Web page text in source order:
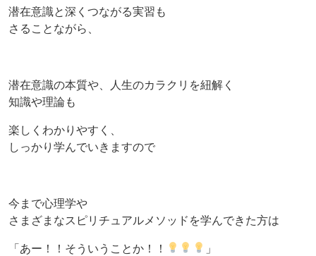
潜在意識と深くつながる実習も
さることながら、
潜在意識の本質や、人生のカラクリを紐解く
知識や理論も
楽しくわかりやすく、
しっかり学んでいきますので
今まで心理学や
さまざまなスピリチュアルメソッドを学んできた方は
「あー！！そういうことか！！ 」